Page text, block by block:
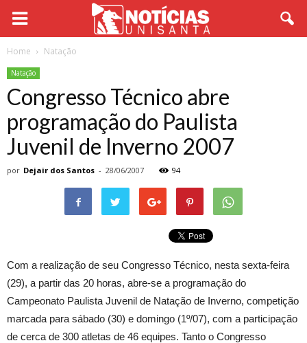
Home Natação
Natação
Congresso Técnico abre
programação do Paulista
Juvenil de Inverno 2007
por Dejair dos Santos - 28/06/2007 94
Com a realização de seu Congresso Técnico, nesta sexta-feira
(29), a partir das 20 horas, abre-se a programação do
Campeonato Paulista Juvenil de Natação de Inverno, competição
marcada para sábado (30) e domingo (1º/07), com a participação
de cerca de 300 atletas de 46 equipes. Tanto o Congresso